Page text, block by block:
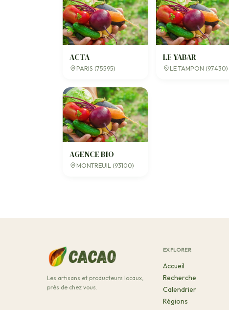
ACTA
PARIS (75595)
LE YABAR
LE TAMPON (97430)
AGENCE BIO
MONTREUIL (93100)
Les artisans et producteurs locaux,
près de chez vous.
EXPLORER
Accueil
Recherche
Calendrier
Régions